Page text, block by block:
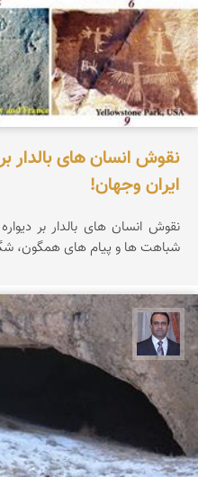
ایران وجهان!
نقوش
شباهت ها و پیام های همگون، شگفت انگیز و مسحورکننده است!
نادر چقاجردی